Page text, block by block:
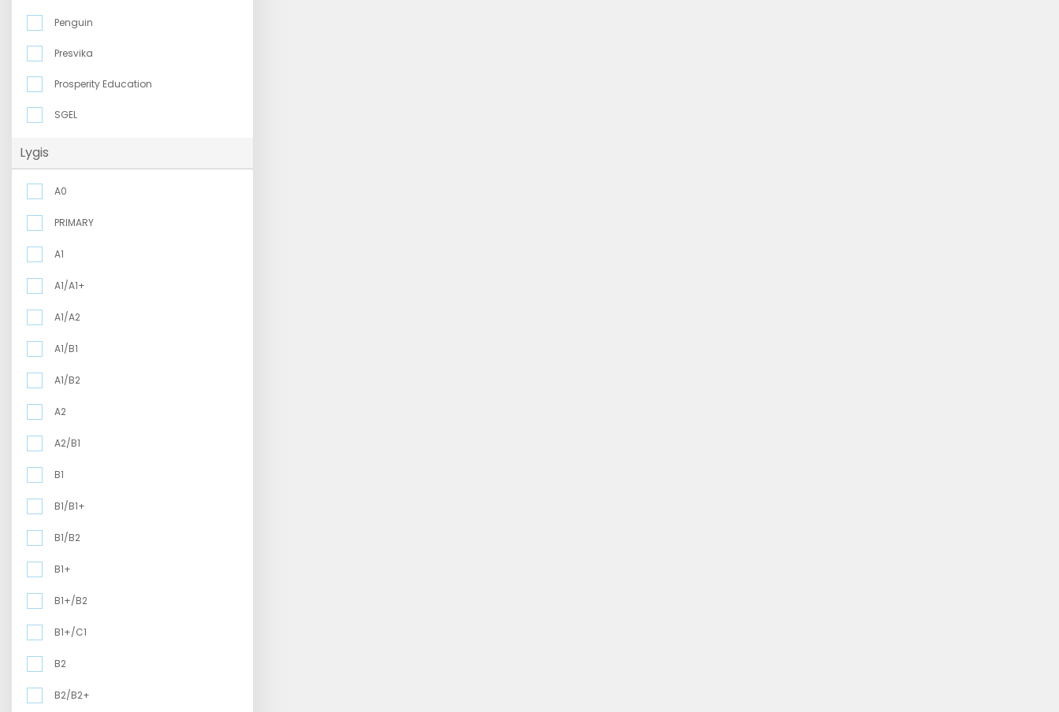
Penguin
Presvika
Prosperity Education
SGEL
Lygis
A0
PRIMARY
A1
A1/A1+
A1/A2
A1/B1
A1/B2
A2
A2/B1
B1
B1/B1+
B1/B2
B1+
B1+/B2
B1+/C1
B2
B2/B2+